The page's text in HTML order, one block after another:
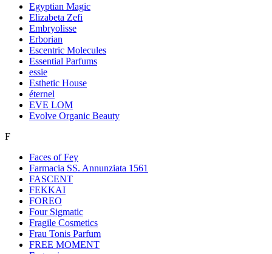
Egyptian Magic
Elizabeta Zefi
Embryolisse
Erborian
Escentric Molecules
Essential Parfums
essie
Esthetic House
éternel
EVE LOM
Evolve Organic Beauty
F
Faces of Fey
Farmacia SS. Annunziata 1561
FASCENT
FEKKAI
FOREO
Four Sigmatic
Fragile Cosmetics
Frau Tonis Parfum
FREE MOMENT